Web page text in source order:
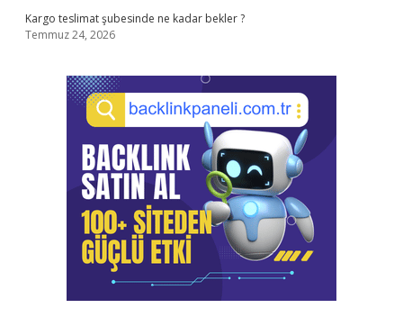
Kargo teslimat şubesinde ne kadar bekler ?
Temmuz 24, 2026